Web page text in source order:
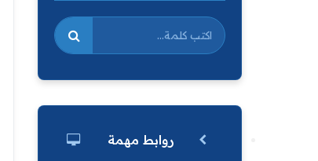
روابط مهمة